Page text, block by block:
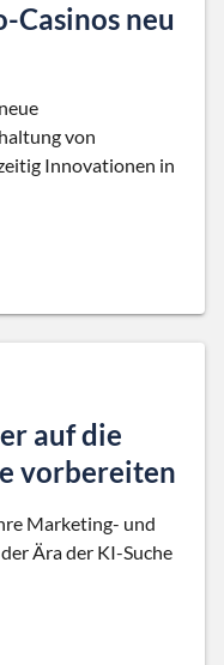
neu
von
Innovationen in
auf die
vorbereiten
Marketing- und
Ära der KI-Suche